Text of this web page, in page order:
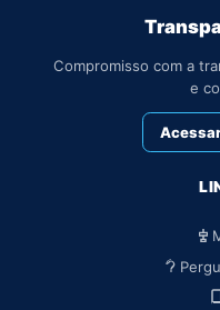
Compromisso com a
e